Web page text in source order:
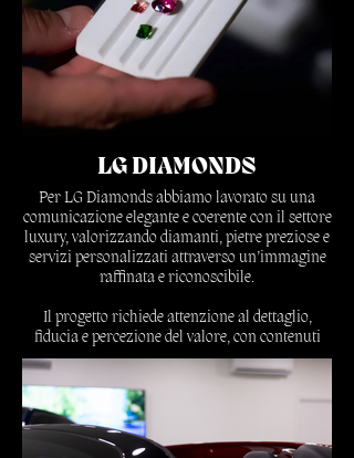
LG DIAMONDS
Per LG Diamonds abbiamo lavorato su una
comunicazione elegante e coerente con il settore
luxury, valorizzando diamanti, pietre preziose e
servizi personalizzati attraverso un’immagine
raffinata e riconoscibile.
Il progetto richiede attenzione al dettaglio,
fiducia e percezione del valore, con contenuti
pensati per comunicare esclusività, qualità e
professionalità.
Scopri di più